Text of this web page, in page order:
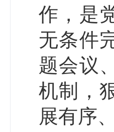
作，是
无条件
题会议
机制，
展有序